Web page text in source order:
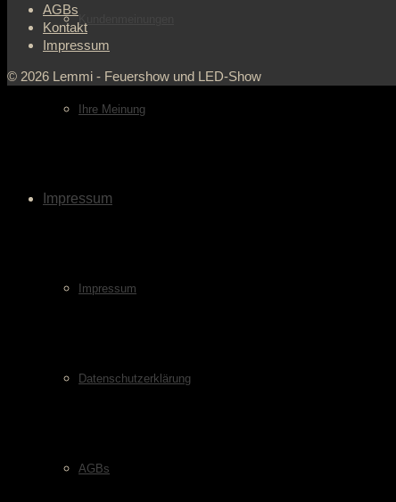
Kundenmeinungen
Ihre Meinung
Impressum
Impressum
Datenschutzerklärung
AGBs
AGBs
Kontakt
Impressum
© 2026 Lemmi - Feuershow und LED-Show